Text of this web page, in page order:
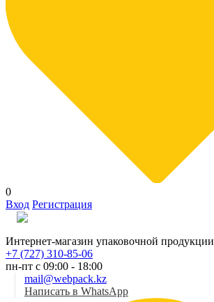
0
Вход Регистрация
Интернет-магазин упаковочной продукции
+7 (727) 310-85-06
пн-пт с 09:00 - 18:00
mail@webpack.kz
Написать в WhatsApp